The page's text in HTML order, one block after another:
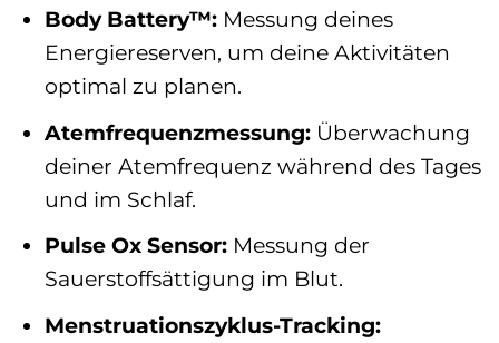
Body Battery™:Messung deines
Energiereserven, um deine Aktivitäten
optimal zu planen.
Atemfrequenzmessung:Überwachung
deiner Atemfrequenz während des Tages
und im Schlaf.
Pulse Ox Sensor:Messung der
Sauerstoffsättigung im Blut.
Menstruationszyklus-Tracking: